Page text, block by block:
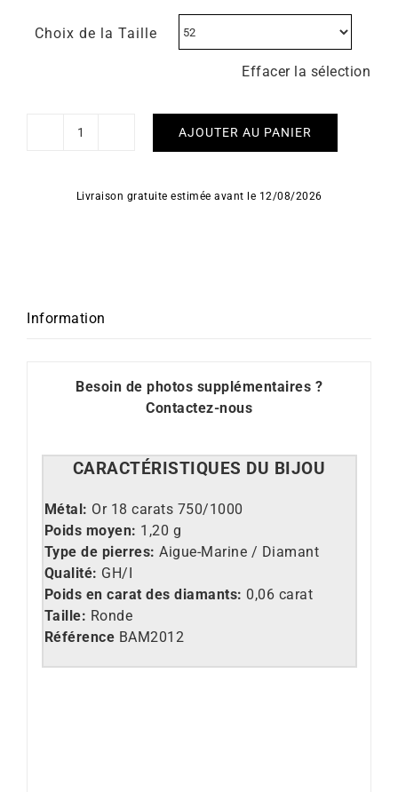
Choix de la Taille
Effacer la sélection
quantité
Lizine
AJOUTER AU PANIER
Livraison gratuite estimée avant le 12/08/2026
Information
Besoin de photos supplémentaires ?
Contactez-nous
CARACTÉRISTIQUES DU BIJOU
Métal: Or 18 carats 750/1000
Poids moyen: 1,20 g
Type de pierres: Aigue-Marine / Diamant
Qualité: GH/I
Poids en carat des diamants: 0,06 carat
Taille: Ronde
Référence BAM2012